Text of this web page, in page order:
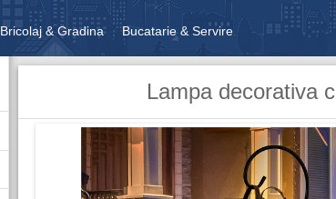
Bricolaj & Gradina Bucatarie & Servire
Unelte & Scule Jucarii, Copii & Bebe
Lampa decorativa